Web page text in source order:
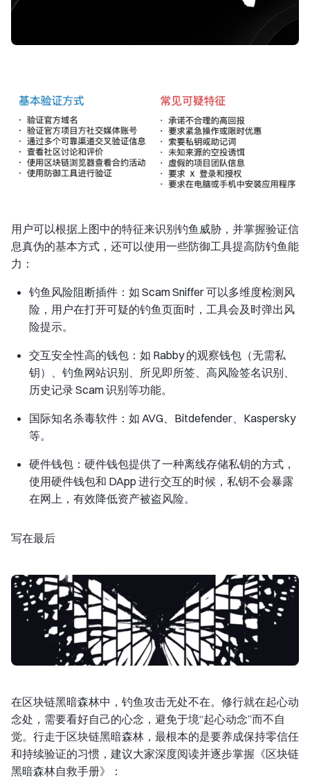
用户可以根据上图中的特征来识别钓鱼威胁，并掌握验证信
息真伪的基本方式，还可以使用一些防御工具提高防钓鱼能
力：
钓鱼风险阻断插件：如 Scam Sniffer 可以多维度检测风
险，用户在打开可疑的钓鱼页面时，工具会及时弹出风
险提示。
交互安全性高的钱包：如 Rabby 的观察钱包（无需私
钥）、钓鱼网站识别、所见即所签、高风险签名识别、
历史记录 Scam 识别等功能。
国际知名杀毒软件：如 AVG、Bitdefender、Kaspersky
等。
硬件钱包：硬件钱包提供了一种离线存储私钥的方式，
使用硬件钱包和 DApp 进行交互的时候，私钥不会暴露
在网上，有效降低资产被盗风险。
写在最后
在区块链黑暗森林中，钓鱼攻击无处不在。修行就在起心动
念处，需要看好自己的心念，避免于境“起心动念”而不自
觉。行走于区块链黑暗森林，最根本的是要养成保持零信任
和持续验证的习惯，建议大家深度阅读并逐步掌握《区块链
黑暗森林自救手册》：